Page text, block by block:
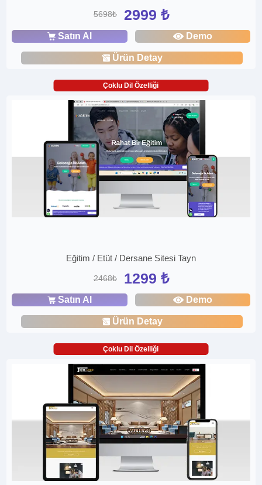
5698₺ 2999 ₺
Satın Al Demo
Ürün Detay
Çoklu Dil Özelliği
Eğitim / Etüt / Dersane Sitesi Tayn
2468₺ 1299 ₺
Satın Al Demo
Ürün Detay
Çoklu Dil Özelliği